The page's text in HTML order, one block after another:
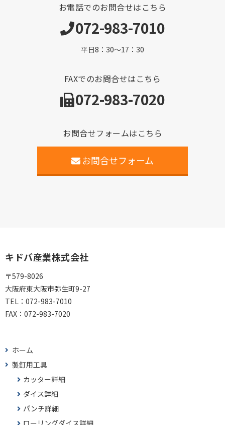
お電話でのお問合せはこちら
072-983-7010
平日8：30～17：30
FAXでのお問合せはこちら
072-983-7020
お問合せフォームはこちら
お問合せフォーム
キドバ産業株式会社
〒579-8026
大阪府東大阪市弥生町9-27
TEL： 072-983-7010
FAX： 072-983-7020
ホーム
製釘用工具
カッター詳細
ダイス詳細
パンチ詳細
ローリングダイス詳細